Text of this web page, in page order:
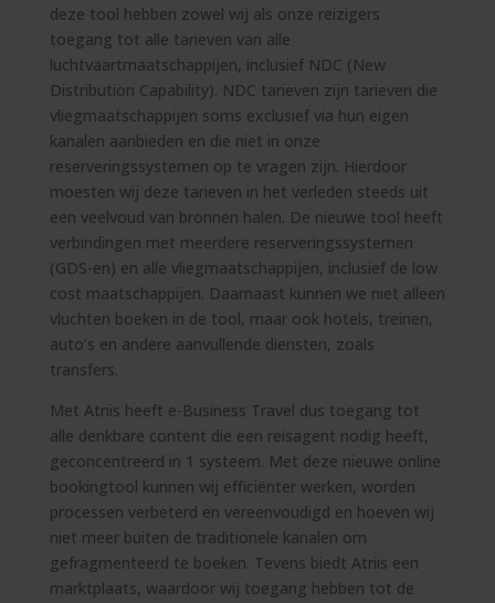
deze tool hebben zowel wij als onze reizigers
toegang tot alle tarieven van alle
luchtvaartmaatschappijen, inclusief NDC (New
Distribution Capability). NDC tarieven zijn tarieven die
vliegmaatschappijen soms exclusief via hun eigen
kanalen aanbieden en die niet in onze
reserveringssystemen op te vragen zijn. Hierdoor
moesten wij deze tarieven in het verleden steeds uit
een veelvoud van bronnen halen. De nieuwe tool heeft
verbindingen met meerdere reserveringssystemen
(GDS-en) en alle vliegmaatschappijen, inclusief de low
cost maatschappijen. Daarnaast kunnen we niet alleen
vluchten boeken in de tool, maar ook hotels, treinen,
auto’s en andere aanvullende diensten, zoals
transfers.
Met Atriis heeft e-Business Travel dus toegang tot
alle denkbare content die een reisagent nodig heeft,
geconcentreerd in 1 systeem. Met deze nieuwe online
bookingtool kunnen wij efficiënter werken, worden
processen verbeterd en vereenvoudigd en hoeven wij
niet meer buiten de traditionele kanalen om
gefragmenteerd te boeken. Tevens biedt Atriis een
marktplaats, waardoor wij toegang hebben tot de